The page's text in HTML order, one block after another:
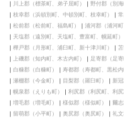
川上郡（標茶町、弟子屈町）
野付郡（別海
枝幸郡（浜頓別町、中頓別町、枝幸町）
松前郡（松前町、福島町）
浦河郡（浦河町
天塩郡（遠別町、天塩町、豊富町、幌延町）
樺戸郡（月形町、浦臼町、新十津川町）
上磯郡（知内町、木古内町）
足寄郡（足寄
白糠郡（白糠町）
寿都郡（寿都町、黒松内
瀬棚郡（今金町）
目梨郡（羅臼町） 新
幌泉郡（えりも町）
利尻郡（利尻町、利尻
増毛郡（増毛町）
様似郡（様似町） 爾志
留萌郡（小平町）
奥尻郡（奥尻町）
礼文